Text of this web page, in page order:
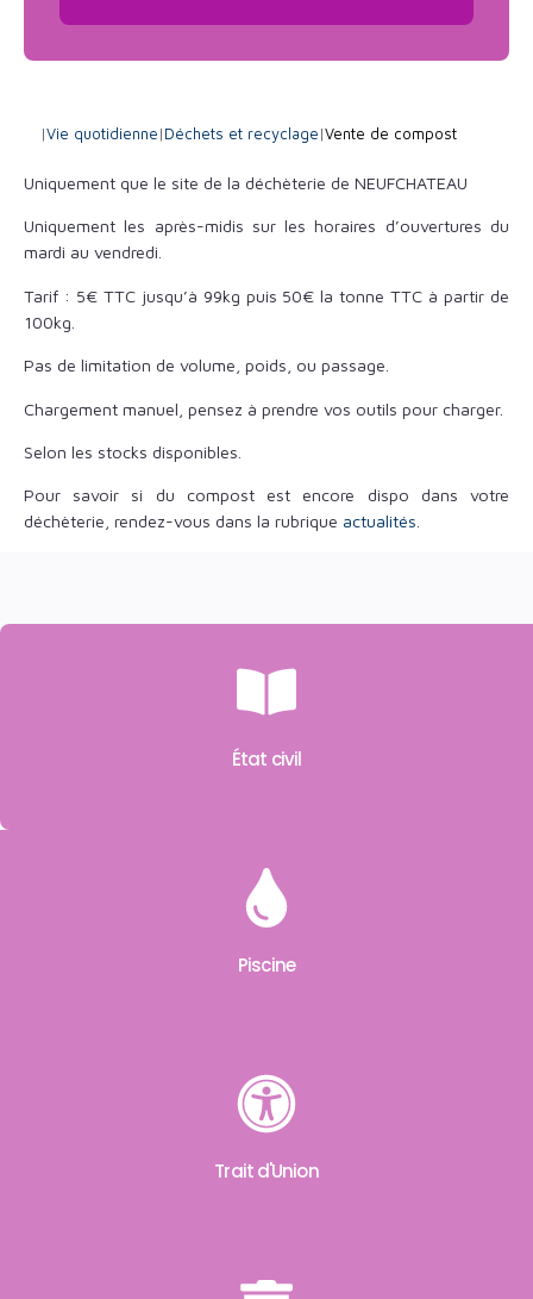
|Vie quotidienne|Déchets et recyclage|Vente de compost
Uniquement que le site de la déchèterie de NEUFCHATEAU
Uniquement les après-midis sur les horaires d’ouvertures du
mardi au vendredi.
Tarif : 5€ TTC jusqu’à 99kg puis 50€ la tonne TTC à partir de
100kg.
Pas de limitation de volume, poids, ou passage.
Chargement manuel, pensez à prendre vos outils pour charger.
Selon les stocks disponibles.
Pour savoir si du compost est encore dispo dans votre
déchèterie, rendez-vous dans la rubrique actualités
État civil
Piscine
Trait d'Union